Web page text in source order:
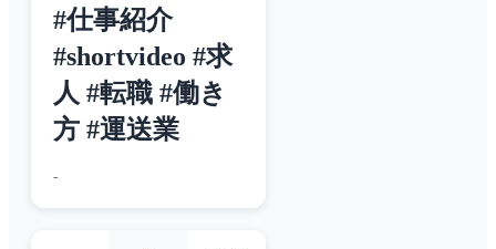
#仕事紹介
#shortvideo #求
人 #転職 #働き
方 #運送業
-